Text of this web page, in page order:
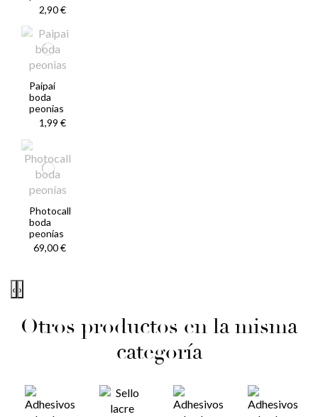
2,90 €
Paipai
boda
peonias
1,99 €
Photocall
boda
peonías
69,00 €
‹ ›
Otros productos en la misma
categoría